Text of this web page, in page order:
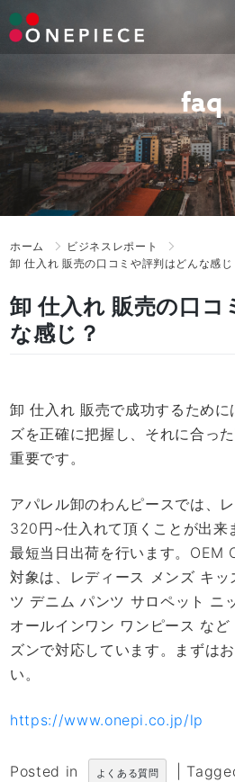
Skip
to
faq
ホーム
ビジネスレポート
卸 仕入れ 販売の口コミや評判はどんな感じ
卸 仕入れ 販売の口コ
な感じ？
卸 仕入れ 販売で成功するために
ズを正確に把握し、それに合っ
重要です。
アパレル卸のわんピースでは、
320円~仕入れて頂くことが出来
最短当日出荷を行います。OEM
対象は、レディース メンズ キ
ツ デニム パンツ サロペット ニ
オールインワン ワンピース な
ズンで対応しています。まずは
い。
https://www.onepi.co.jp/lp
Posted in よくある質問